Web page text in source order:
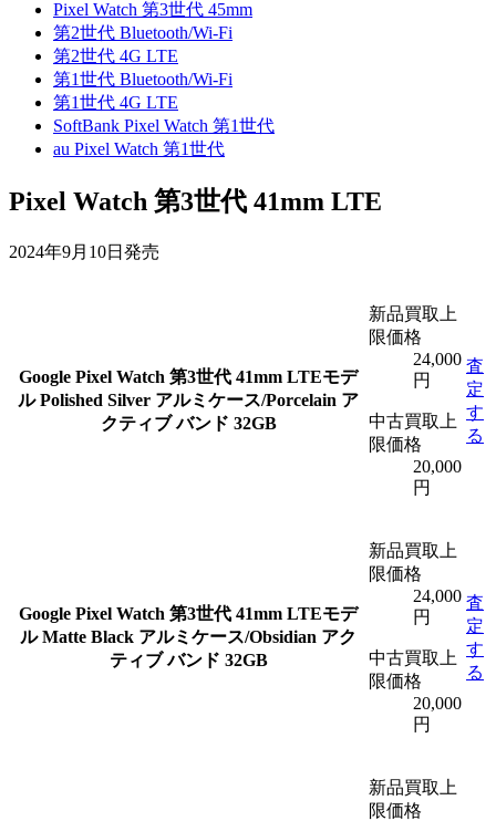
Pixel Watch 第3世代 45mm
第2世代 Bluetooth/Wi-Fi
第2世代 4G LTE
第1世代 Bluetooth/Wi-Fi
第1世代 4G LTE
SoftBank Pixel Watch 第1世代
au Pixel Watch 第1世代
Pixel Watch 第3世代 41mm LTE
2024年9月10日発売
Google Pixel Watch 第3世代 41mm LTEモデ
ル Polished Silver アルミケース/Porcelain ア
クティブ バンド 32GB
新品買取上
限価格
24,000
円
中古買取上
限価格
20,000
円
査
定
す
る
Google Pixel Watch 第3世代 41mm LTEモデ
ル Matte Black アルミケース/Obsidian アク
ティブ バンド 32GB
新品買取上
限価格
24,000
円
中古買取上
限価格
20,000
円
査
定
す
る
新品買取上
限価格